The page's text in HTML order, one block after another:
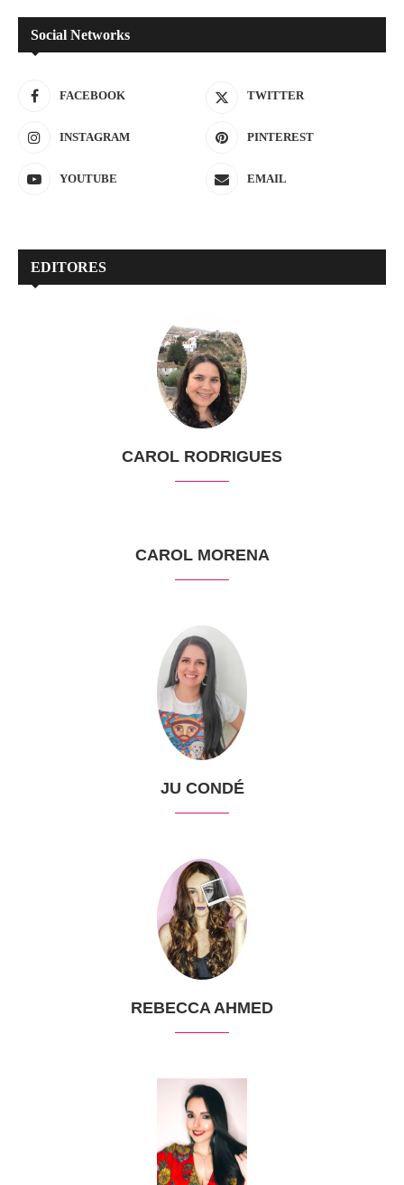
Social Networks
FACEBOOK TWITTER
INSTAGRAM PINTEREST
YOUTUBE EMAIL
EDITORES
CAROL RODRIGUES
CAROL MORENA
JU CONDÉ
REBECCA AHMED